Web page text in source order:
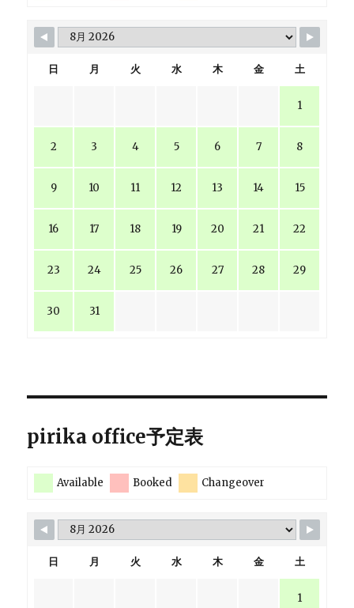
日 月 火 水 木 金 土
1
2 3 4 5 6 7 8
9 10 11 12 13 14 15
16 17 18 19 20 21 22
23 24 25 26 27 28 29
30 31
pirika office予定表
Available Booked Changeover
日 月 火 水 木 金 土
1